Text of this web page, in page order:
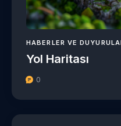
HABERLER VE
Yol Haritası
0